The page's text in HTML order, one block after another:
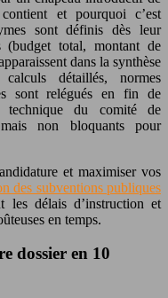
et pourquoi c’est
sont définis dès leur
(budget total, montant de
dans la synthèse
détaillés, normes
sont relégués en fin de
technique du comité de
non bloquants pour
et maximiser vos
des subventions publiques
les délais d’instruction et
en temps.
dossier en 10